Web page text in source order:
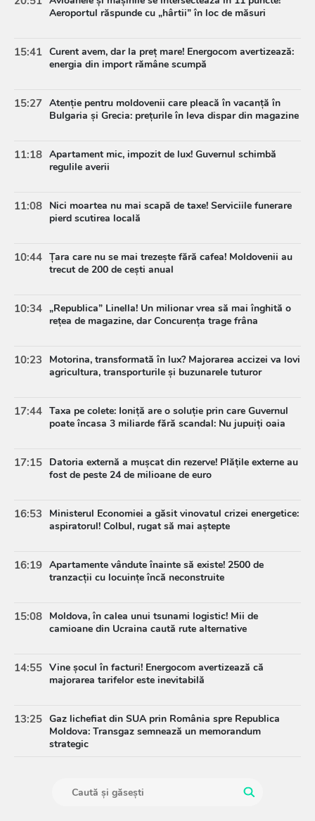
Aeroportul răspunde cu „hârtii” în loc de măsuri
15:41 Curent avem, dar la preț mare! Energocom avertizează:
energia din import rămâne scumpă
15:27 Atenție pentru moldovenii care pleacă în vacanță în
Bulgaria și Grecia: prețurile în leva dispar din magazine
11:18 Apartament mic, impozit de lux! Guvernul schimbă
regulile averii
11:08 Nici moartea nu mai scapă de taxe! Serviciile funerare
pierd scutirea locală
10:44 Țara care nu se mai trezește fără cafea! Moldovenii au
trecut de 200 de cești anual
10:34 „Republica” Linella! Un milionar vrea să mai înghită o
rețea de magazine, dar Concurența trage frâna
10:23
Motorina, transformată în lux? Majorarea accizei va lovi
agricultura, transporturile și buzunarele tuturor
17:44 Taxa pe colete: Ioniță are o soluție prin care Guvernul
poate încasa 3 miliarde fără scandal: Nu jupuiți oaia
17:15 Datoria externă a mușcat din rezerve! Plățile externe au
fost de peste 24 de milioane de euro
16:53
Ministerul Economiei a găsit vinovatul crizei energetice:
aspiratorul! Colbul, rugat să mai aștepte
16:19 Apartamente vândute înainte să existe! 2500 de
tranzacții cu locuințe încă neconstruite
15:08 Moldova, în calea unui tsunami logistic! Mii de
camioane din Ucraina caută rute alternative
14:55 Vine șocul în facturi! Energocom avertizează că
majorarea tarifelor este inevitabilă
13:25 Gaz lichefiat din SUA prin România spre Republica
Moldova: Transgaz semnează un memorandum
strategic